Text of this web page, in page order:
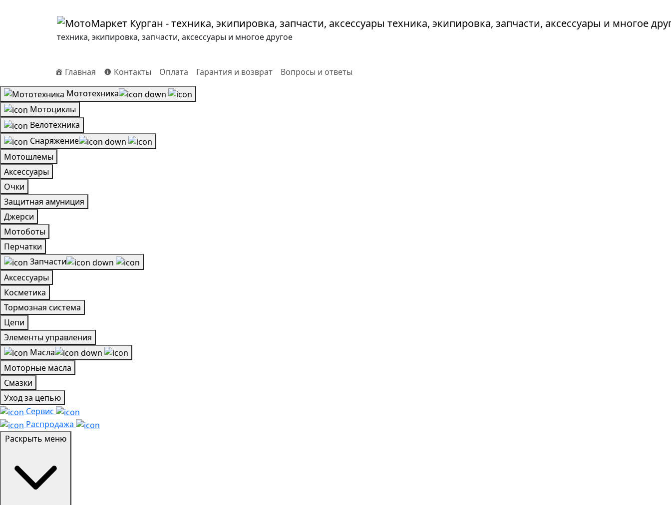
техника, экипировка, запчасти, аксессуары и многое другое
Главная Контакты Оплата Гарантия и возврат
Вопросы и ответы
Мототехника
Мотоциклы
Велотехника
Снаряжение
Мотошлемы
Аксессуары
Очки
Защитная амуниция
Джерси
Мотоботы
Перчатки
Запчасти
Аксессуары
Косметика
Тормозная система
Цепи
Элементы управления
Масла
Моторные масла
Смазки
Уход за цепью
Сервис
Распродажа